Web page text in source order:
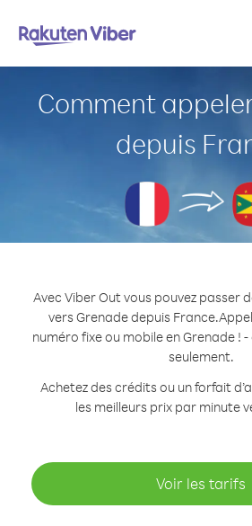
Comment
depuis
Avec Viber Out vous pouvez passer
vers Grenade depuis France.
numéro fixe ou mobile en Grenade !
seulement.
Achetez des crédits ou un forfait
les meilleurs prix par minute
Voir les tarifs